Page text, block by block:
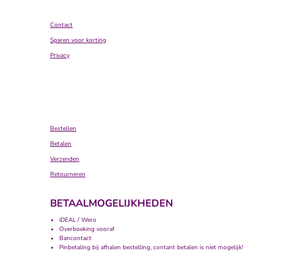
Contact
Sparen voor korting
Privacy
Bestellen
Betalen
Verzenden
Retourneren
BETAALMOGELIJKHEDEN
iDEAL / Wero
Overboeking vooraf
Bancontact
Pinbetaling bij afhalen bestelling, contant betalen is niet mogelijk!